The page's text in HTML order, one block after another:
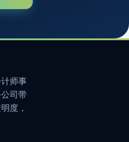
师事
司带
度，